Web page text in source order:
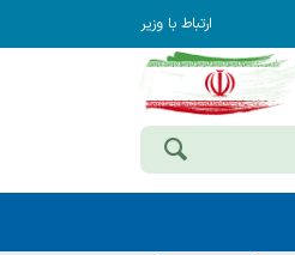
ارتباط با وزیر